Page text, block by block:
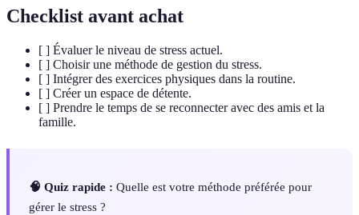
Checklist avant achat
[ ] Évaluer le niveau de stress actuel.
[ ] Choisir une méthode de gestion du stress.
[ ] Intégrer des exercices physiques dans la routine.
[ ] Créer un espace de détente.
[ ] Prendre le temps de se reconnecter avec des amis et la
famille.
🧠 Quiz rapide : Quelle est votre méthode préférée pour
gérer le stress ?